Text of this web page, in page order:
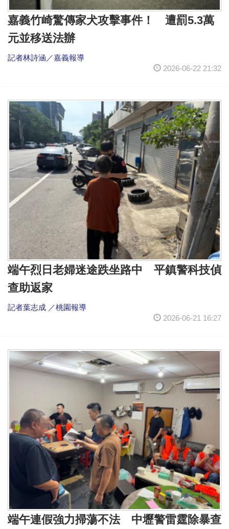
嘉義竹崎驚傳家犬攻擊事件！ 遭罰5.3萬
元並移送法辦
記者林詩涵／嘉義報導
2026-06-22 21:32
端午烈日老婦迷途跌坐路中 平鎮警科技偵
查助返家
記者葉志成 ／桃園報導
2026-06-21 16:27
端午連假強力掃蕩不法 中壢警雷霆除暴查